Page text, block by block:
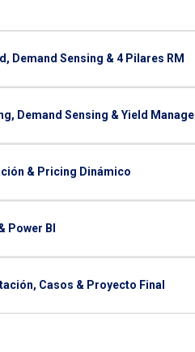
Demand Sensing & 4 Pilares RM
Demand Sensing & Yield
& Pricing Dinámico
Power BI
Casos & Proyecto Final